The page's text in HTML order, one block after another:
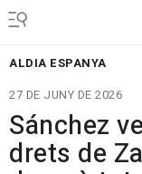
ALDIA ESPANYA
27 DE JUNY DE 2026
Sánchez
drets de